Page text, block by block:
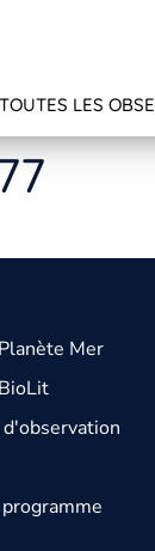
TOUTES LES
Mer